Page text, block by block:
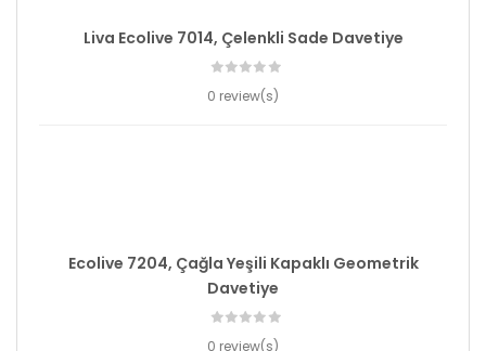
Liva Ecolive 7014, Çelenkli Sade Davetiye
0 review(s)
Ecolive 7204, Çağla Yeşili Kapaklı Geometrik
Davetiye
0 review(s)